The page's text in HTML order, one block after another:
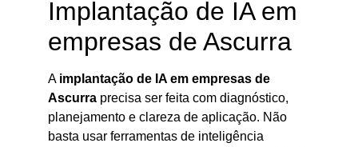
Implantação de IA em
empresas de Ascurra
A implantação de IA em empresas de
Ascurra precisa ser feita com diagnóstico,
planejamento e clareza de aplicação. Não
basta usar ferramentas de inteligência